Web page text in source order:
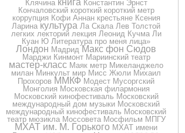
Клячина
Константин Эрнст
Кончаловский короткий короткий метр
коррупция Кофи Аннан крестьяне Ксения
Ларина культура Ла Скала Лев Толстой
легких лекторий лекция Леонид Кучма Ли
Куан Ю Литература про меня лица»
Лондон Мадрид Макс фон Сюдов
Марджи Кинмонт Мариинский театр
мастер-класс Маяк метр Микеланджело
милан Минкульт мир Мисс Жюли Михаил
Прохоров ММКФ Модест Мусоргский
Монголия Московская филармония
Московский кинофестиваль Московский
международный дом музыки Московский
международный кинофестиваль Московский
театр мюзикла Моссовета Мосфильм МПГУ
МХАТ им. М. Горького МХАТ имени